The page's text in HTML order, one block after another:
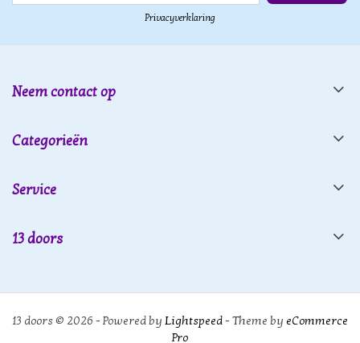
Privacyverklaring
Neem contact op
Categorieën
Service
13 doors
13 doors © 2026 - Powered by Lightspeed- Theme by eCommerce
Pro